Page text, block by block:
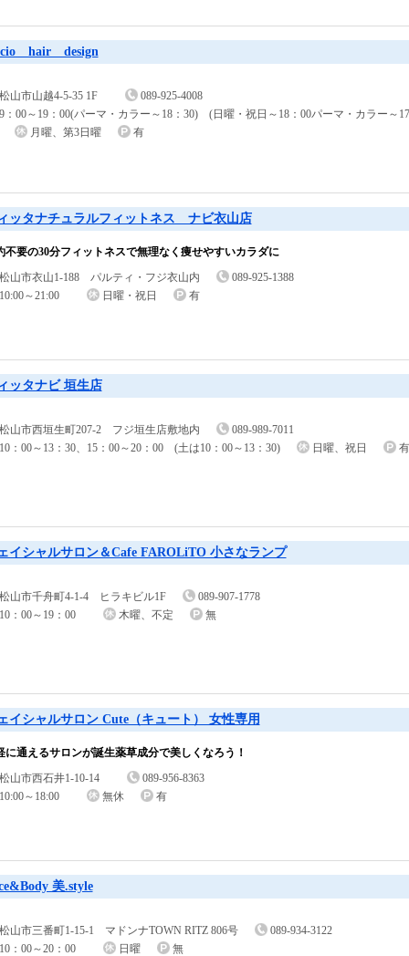
hair design
松山市山越4-5-35 1F
089-925-4008
9：00～19：00(パーマ・カラー～18：30) (日曜・祝日～18：00パーマ・カラー～
月曜、第3日曜 有
ッタナチュラルフィットネス ナビ衣山店
不要の30分フィットネスで無理なく痩せやすいカラダに
松山市衣山1-188 パルティ・フジ衣山内
089-925-1388
10:00～21:00
日曜・祝日 有
ッタナビ 垣生店
松山市西垣生町207-2 フジ垣生店敷地内
089-989-7011
10：00～13：30、15：00～20：00 (土は10：00～13：30)
日曜、祝日 有
イシャルサロン＆Cafe FAROLiTO 小さなランプ
松山市千舟町4-1-4 ヒラキビル1F
089-907-1778
10：00～19：00
木曜、不定 無
イシャルサロン Cute（キュート） 女性専用
に通えるサロンが誕生薬草成分で美しくなろう！
松山市西石井1-10-14
089-956-8363
10:00～18:00
無休 有
美.style
松山市三番町1-15-1 マドンナTOWN RITZ 806号
089-934-3122
10：00～20：00
日曜 無